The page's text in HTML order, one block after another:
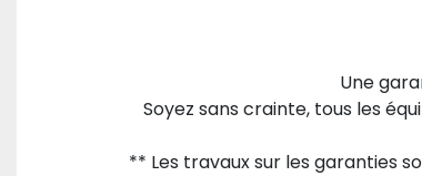
Une
Soyez sans crainte, tous les
** Les travaux sur les garanties